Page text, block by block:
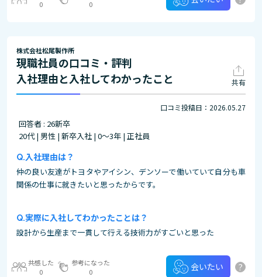
0
0
株式会社松尾製作所
現職社員の口コミ・評判
入社理由と入社してわかったこと
共有
口コミ投稿日：2026.05.27
回答者 : 26新卒
20代 | 男性 | 新卒入社 | 0～3年 | 正社員
入社理由は？
仲の良い友達がトヨタやアイシン、デンソーで働いていて自分も車
関係の仕事に就きたいと思ったからです。
実際に入社してわかったことは？
設計から生産まで一貫して行える技術力がすごいと思った
共感した
0
参考になった
0
会いたい ?